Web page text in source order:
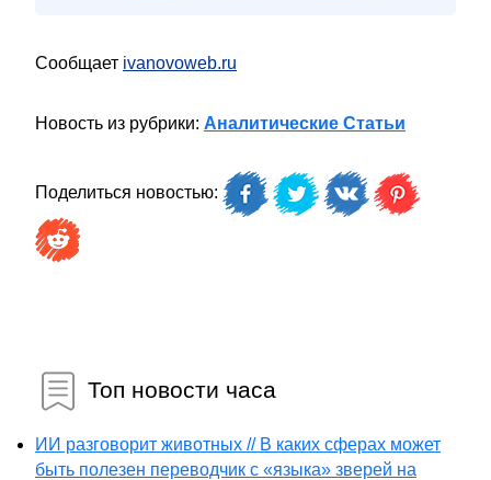
Сообщает ivanovoweb.ru
Новость из рубрики: Аналитические Статьи
Поделиться новостью:
Топ новости часа
ИИ разговорит животных // В каких сферах может
быть полезен переводчик с «языка» зверей на